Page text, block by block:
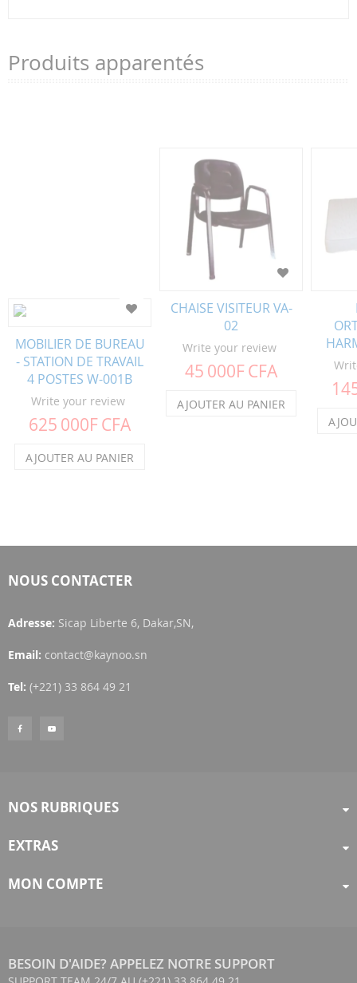
Produits apparentés
MOBILIER DE BUREAU
- STATION DE TRAVAIL
4 POSTES W-001B
Write your review
625 000F CFA
AJOUTER AU PANIER
CHAISE VISITEUR VA-
02
Write your review
45 000F CFA
AJOUTER AU PANIER
NOUS CONTACTER
Adresse: Sicap Liberte 6, Dakar,SN,
Email: contact@kaynoo.sn
Tel: (+221) 33 864 49 21
NOS RUBRIQUES
EXTRAS
MON COMPTE
BESOIN D'AIDE? APPELEZ NOTRE SUPPORT